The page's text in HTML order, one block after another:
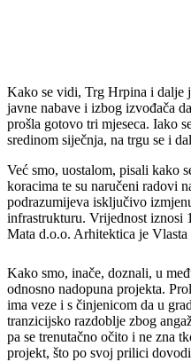
Kako se vidi, Trg Hrpina i dalje
javne nabave i izbog izvođača
prošla gotovo tri mjeseca. Iako
sredinom siječnja, na trgu se i
Već smo, uostalom, pisali kako
koracima te su naručeni radovi
podrazumijeva isključivo
infrastrukturu. Vrijednost iznosi
Mata d.o.o. Arhitektica je Vlasta
Kako smo, inače, doznali, u
odnosno nadopuna projekta.
ima veze i s činjenicom da u
tranzicijsko razdoblje zbog
pa se trenutačno očito i ne zna
projekt, što po svoj prilici